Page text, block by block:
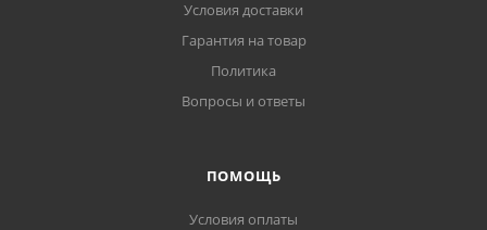
Условия доставки
Гарантия на товар
Политика
Вопросы и ответы
ПОМОЩЬ
Условия оплаты